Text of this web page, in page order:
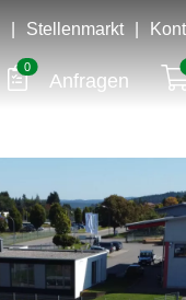
Stellenmarkt
0
Anfragen